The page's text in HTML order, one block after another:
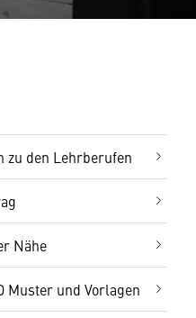
zu den Lehrberufen
Nähe
Muster und Vorlagen